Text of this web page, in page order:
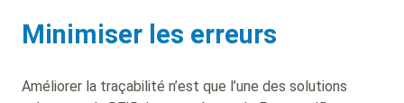
Minimiser les erreurs
Améliorer la traçabilité n’est que l’une des solutions